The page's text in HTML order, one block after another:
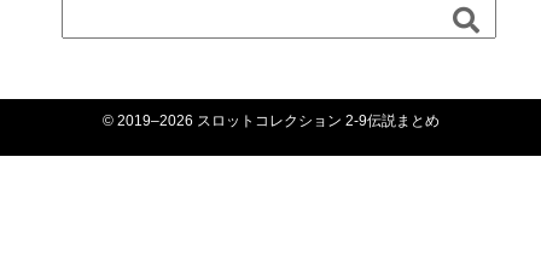
© 2019–2026 スロットコレクション 2-9伝説まとめ